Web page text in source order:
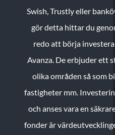
Swish, Trustly eller
gör detta hittar du
redo att börja
Avanza. De erbjuder ett
olika områden så som
fastigheter mm.
och anses vara en
fonder är